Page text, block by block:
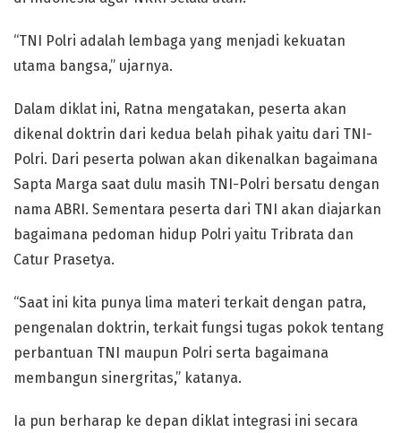
“TNI Polri adalah lembaga yang menjadi kekuatan
utama bangsa,” ujarnya.
Dalam diklat ini, Ratna mengatakan, peserta akan
dikenal doktrin dari kedua belah pihak yaitu dari TNI-
Polri. Dari peserta polwan akan dikenalkan bagaimana
Sapta Marga saat dulu masih TNI-Polri bersatu dengan
nama ABRI. Sementara peserta dari TNI akan diajarkan
bagaimana pedoman hidup Polri yaitu Tribrata dan
Catur Prasetya.
“Saat ini kita punya lima materi terkait dengan patra,
pengenalan doktrin, terkait fungsi tugas pokok tentang
perbantuan TNI maupun Polri serta bagaimana
membangun sinergritas,” katanya.
Ia pun berharap ke depan diklat integrasi ini secara